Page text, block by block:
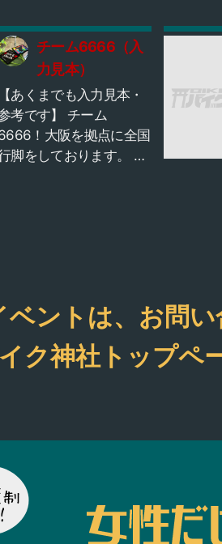
チーム6666（入
力見本）
【あくまでも入力見本・
考です】 チーム
！大阪を拠点に全国
脚をしております。 6
好きな方ならどなたで
チームです。 月に66回ほ
いね(^^♪ 本部電話
ンバーになるとお好きなT
ャツプレゼント中！ こ
のショップから選べるよ
嘘）
ベントは、お問
ク神社トップペ